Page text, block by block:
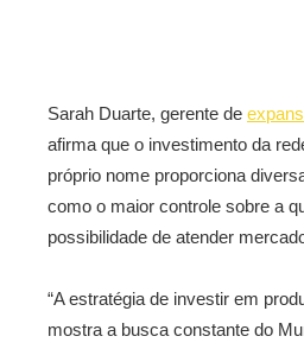
Sarah Duarte, gerente de
afirma que o investimento da
próprio nome proporciona
como o maior controle sobre a
possibilidade de atender
“A estratégia de investir em
mostra a busca constante do